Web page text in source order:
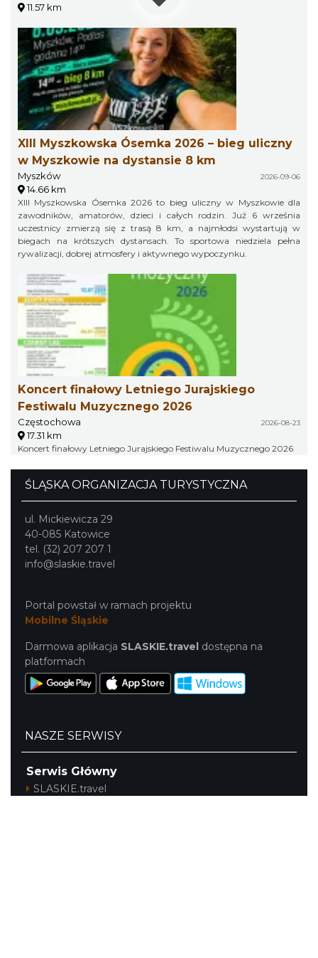
11.57 km
XIII Myszkowska Ósemka 2026 – bieg uliczny
w Myszkowie na dystansie 8 km
Myszków 2026-09-06
14.66 km
XIII Myszkowska Ósemka 2026 to bieg uliczny w Myszkowie dla
zawodników, amatorów, dzieci i całych rodzin. Już 6 września
uczestnicy zmierzą się z trasą 8 km, a najmłodsi wystartują w
biegach na krótszych dystansach. To sportowa niedziela pełna
rywalizacji, dobrej atmosfery i aktywnego wypoczynku.
Koncert finałowy Letniego Jurajskiego
Festiwalu Muzycznego 2026
Częstochowa 2026-08-23
17.31 km
Koncert finałowy Letniego Jurajskiego Festiwalu Muzycznego 2026
ŚLĄSKA ORGANIZACJA TURYSTYCZNA
ul. Mickiewicza 29
40-085 Katowice
tel. (32) 207 207 1
info@slaskie.travel
Portal powstał w ramach projektu
Mobilne Śląskie
Darmowa aplikacja SLASKIE.travel dostępna na
platformach
NASZE SERWISY
Serwis Główny
SLASKIE.travel